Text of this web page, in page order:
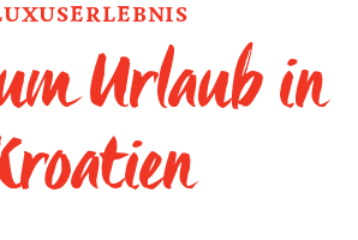
Urlaub in